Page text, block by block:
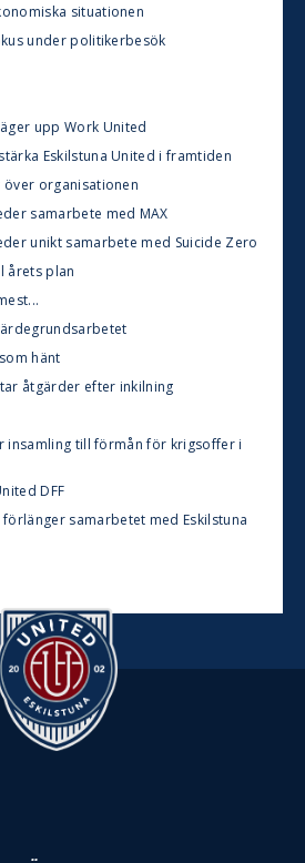
situationen
under politikerbesök
upp Work United
Eskilstuna United i framtiden
över organisationen
samarbete med MAX
unikt samarbete med Suicide Zero
årets plan
hänt
åtgärder efter inkilning
insamling till förmån för krigsoffer i
DFF
förlänger samarbetet med Eskilstuna